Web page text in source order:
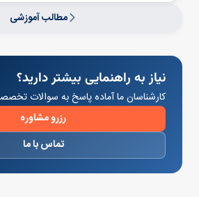
مطالب آموزشی
نیاز به راهنمایی بیشتر دارید؟
کارشناسان ما آماده پاسخ به سوالات
رزرو مشاوره
تماس با ما